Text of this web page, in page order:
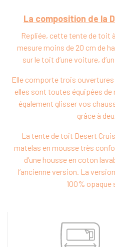
La composition de la
Repliée, cette tente de toit
mesure moins de 20 cm de
sur le toit d’une voiture,
Elle comporte trois
elles sont toutes équipées
également glisser vos
grâce à
La tente de toit Desert
matelas en mousse très
d’une housse en coton
l’ancienne version. La
100% opaque